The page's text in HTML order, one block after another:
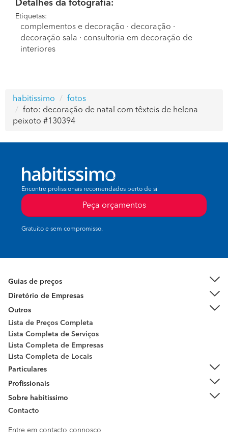
Detalhes da fotografia:
Etiquetas:
complementos e decoração · decoração ·
decoração sala · consultoria em decoração de
interiores
habitissimo
fotos
foto: decoração de natal com têxteis de helena
peixoto #130394
Encontre profissionais recomendados perto de si
Peça orçamentos
Gratuito e sem compromisso.
Guias de preços
Diretório de Empresas
Outros
Lista de Preços Completa
Lista Completa de Serviços
Lista Completa de Empresas
Lista Completa de Locais
Particulares
Profissionais
Sobre habitissimo
Contacto
Entre em contacto connosco